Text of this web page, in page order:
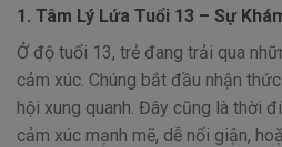
1. Tâm Lý Lứa Tuổi 13 – Sự
Ở độ tuổi 13, trẻ đang trải qua
cảm xúc. Chúng bắt đầu nhận
hội xung quanh. Đây cũng là thời
cảm xúc mạnh mẽ, dễ nổi giận,